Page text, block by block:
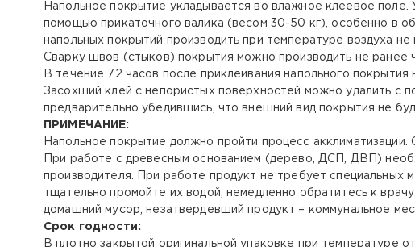
Напольное покрытие укладывается во влажное клеевое
помощью прикаточного валика (весом 30-50 кг), особенно в
напольных покрытий производить при температуре воздуха
Сварку швов (стыков) покрытия можно производить не ранее
В течение 72 часов после приклеивания напольного
Засохший клей с непористых поверхностей можно удалить с
предварительно убедившись, что внешний вид покрытия не
ПРИМЕЧАНИЕ:
Напольное покрытие должно пройти процесс
При работе с древесным основанием (дерево, ДСП, ДВП)
производителя. При работе продукт не требует специальных
тщательно промойте их водой, немедленно обратитесь к
домашний мусор, незатвердевший продукт = коммунальное
Срок годности:
В плотно закрытой оригинальной упаковке при температуре